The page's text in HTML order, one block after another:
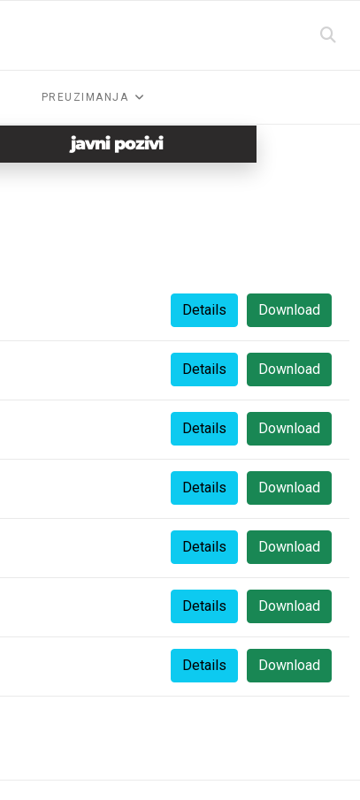
PREUZIMANJA
javni pozivi
Download
Details
Download
Details
Download
Details
Download
Details
Download
Details
Download
Details
Download
Details